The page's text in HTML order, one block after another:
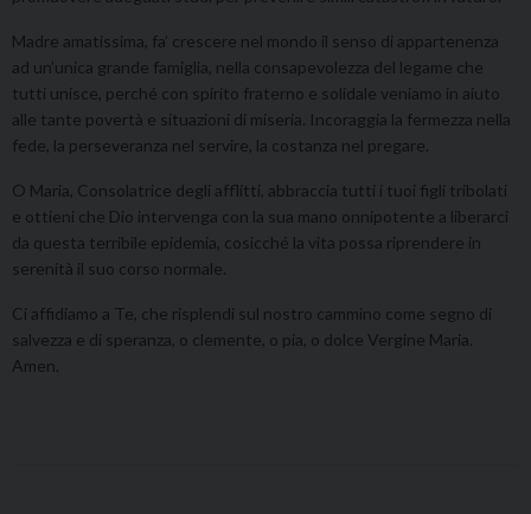
Madre amatissima, fa’ crescere nel mondo il senso di appartenenza
ad un’unica grande famiglia, nella consapevolezza del legame che
tutti unisce, perché con spirito fraterno e solidale veniamo in aiuto
alle tante povertà e situazioni di miseria. Incoraggia la fermezza nella
fede, la perseveranza nel servire, la costanza nel pregare.
O Maria, Consolatrice degli afflitti, abbraccia tutti i tuoi figli tribolati
e ottieni che Dio intervenga con la sua mano onnipotente a liberarci
da questa terribile epidemia, cosicché la vita possa riprendere in
serenità il suo corso normale.
Ci affidiamo a Te, che risplendi sul nostro cammino come segno di
salvezza e di speranza, o clemente, o pia, o dolce Vergine Maria.
Amen.